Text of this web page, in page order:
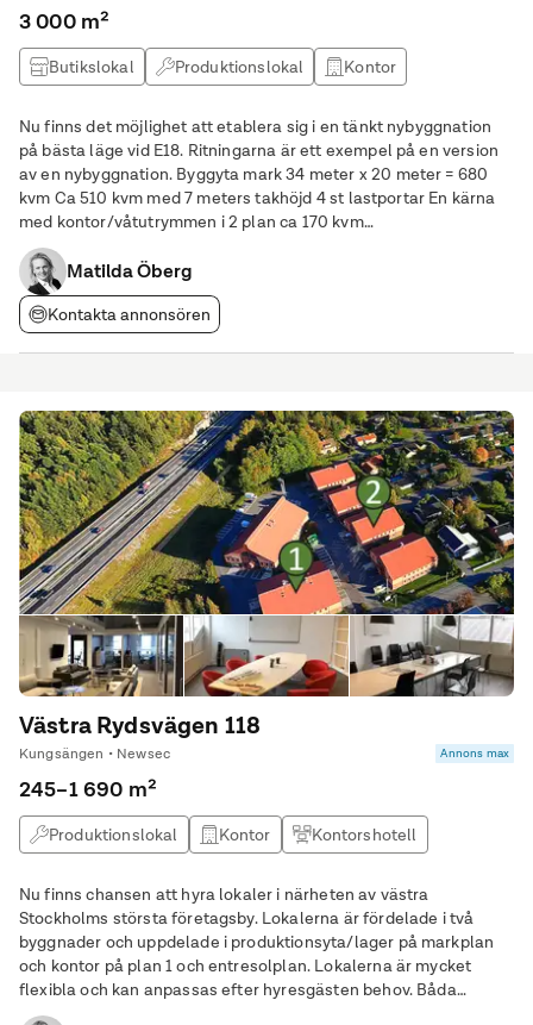
3 000 m²
Butikslokal Produktionslokal
Kontor
Nu finns det möjlighet att etablera sig i en tänkt nybyggnation
på bästa läge vid E18. Ritningarna är ett exempel på en version
av en nybyggnation. Byggyta mark 34 meter x 20 meter = 680
kvm Ca 510 kvm med 7 meters takhöjd 4 st lastportar En kärna
med kontor/våtutrymmen i 2 plan ca 170 kvm
KOMMUNIKATIONER/OMRÅDE VästerPort E18 - västra
Stockholms största företagsby ligger
Matilda Öberg
Kontakta annonsören
Västra Rydsvägen 118
Kungsängen • Newsec Annons max
245–1 690 m²
Produktionslokal Kontor
Kontorshotell
Nu finns chansen att hyra lokaler i närheten av västra
Stockholms största företagsby. Lokalerna är fördelade i två
byggnader och uppdelade i produktionsyta/lager på markplan
och kontor på plan 1 och entresolplan. Lokalerna är mycket
flexibla och kan anpassas efter hyresgästen behov. Båda
byggnaderna innehåller WC/badrum och kök. Inhägnad gård